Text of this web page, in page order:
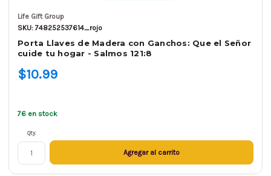
Life Gift Group
SKU: 748252537614_rojo
Porta Llaves de Madera con Ganchos: Que el Señor
cuide tu hogar - Salmos 121:8
$10.99
76 en stock
Qty.
Agregar al carrito